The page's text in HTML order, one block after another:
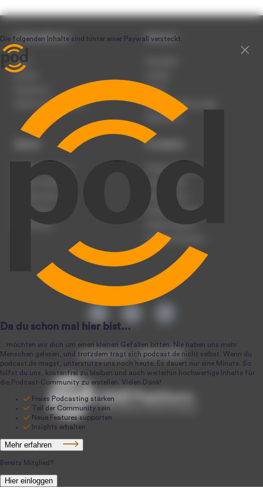
Unternehmen
Team
Werben auf podcast.de
Service
Presse
Nutzungsbedingungen
Datenschutz
Podcast anmelden
Podcast hochladen
Podcast-Events
Registrierung
Anmeldung
Produkte
Podcast-Beratung
Podcast-Jobs
Podcast-Push
Podcast-Werbung
Podcast-Agentur
Podcast-Produktion
podcast.de ~ 2004-2026